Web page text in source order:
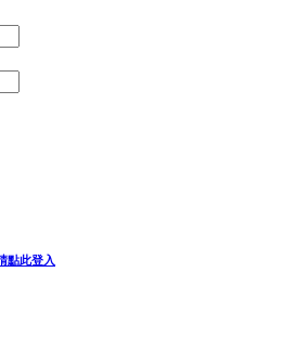
點此登入